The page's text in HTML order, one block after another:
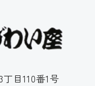
目110番1号